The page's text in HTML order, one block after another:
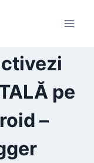
pe
–